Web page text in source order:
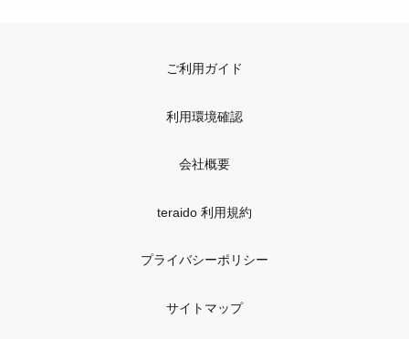
ご利用ガイド
利用環境確認
会社概要
teraido 利用規約
プライバシーポリシー
サイトマップ